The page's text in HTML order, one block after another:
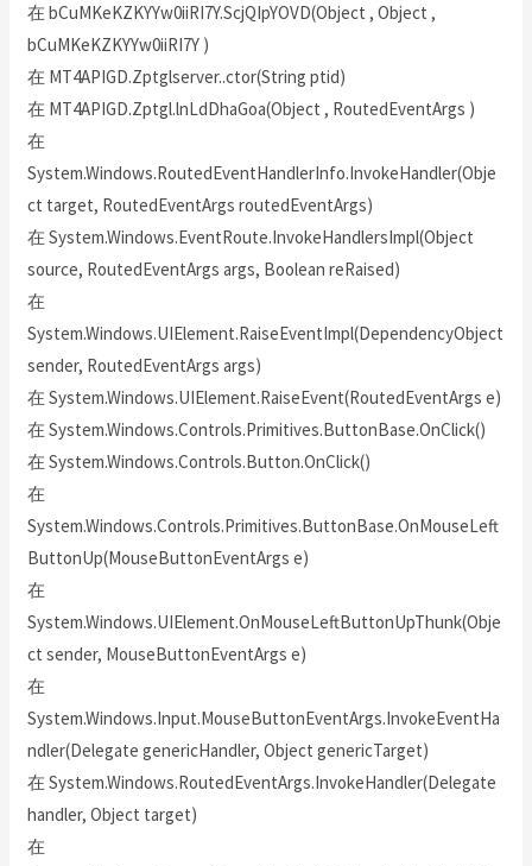
在 bCuMKeKZKYYw0iiRI7Y.ScjQIpYOVD(Object , Object ,
bCuMKeKZKYYw0iiRI7Y )
在 MT4APIGD.Zptglserver..ctor(String ptid)
在 MT4APIGD.Zptgl.lnLdDhaGoa(Object , RoutedEventArgs )
在
System.Windows.RoutedEventHandlerInfo.InvokeHandler(Obje
ct target, RoutedEventArgs routedEventArgs)
在 System.Windows.EventRoute.InvokeHandlersImpl(Object
source, RoutedEventArgs args, Boolean reRaised)
在
System.Windows.UIElement.RaiseEventImpl(DependencyObject
sender, RoutedEventArgs args)
在 System.Windows.UIElement.RaiseEvent(RoutedEventArgs e)
在 System.Windows.Controls.Primitives.ButtonBase.OnClick()
在 System.Windows.Controls.Button.OnClick()
在
System.Windows.Controls.Primitives.ButtonBase.OnMouseLeft
ButtonUp(MouseButtonEventArgs e)
在
System.Windows.UIElement.OnMouseLeftButtonUpThunk(Obje
ct sender, MouseButtonEventArgs e)
在
System.Windows.Input.MouseButtonEventArgs.InvokeEventHa
ndler(Delegate genericHandler, Object genericTarget)
在 System.Windows.RoutedEventArgs.InvokeHandler(Delegate
handler, Object target)
在